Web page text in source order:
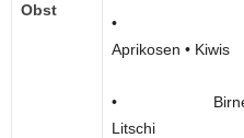
Obst
•
Aprikosen • Kiwis
• Birnen
Litschi